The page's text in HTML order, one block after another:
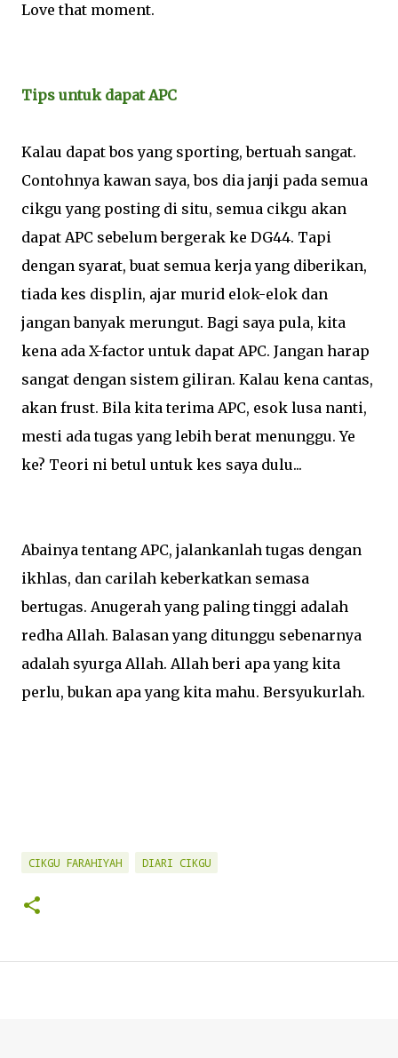
Love that moment.
Tips untuk dapat APC
Kalau dapat bos yang sporting, bertuah sangat.
Contohnya kawan saya, bos dia janji pada semua
cikgu yang posting di situ, semua cikgu akan
dapat APC sebelum bergerak ke DG44. Tapi
dengan syarat, buat semua kerja yang diberikan,
tiada kes displin, ajar murid elok-elok dan
jangan banyak merungut. Bagi saya pula, kita
kena ada X-factor untuk dapat APC. Jangan harap
sangat dengan sistem giliran. Kalau kena cantas,
akan frust. Bila kita terima APC, esok lusa nanti,
mesti ada tugas yang lebih berat menunggu. Ye
ke? Teori ni betul untuk kes saya dulu...
Abainya tentang APC, jalankanlah tugas dengan
ikhlas, dan carilah keberkatkan semasa
bertugas. Anugerah yang paling tinggi adalah
redha Allah. Balasan yang ditunggu sebenarnya
adalah syurga Allah. Allah beri apa yang kita
perlu, bukan apa yang kita mahu. Bersyukurlah.
CIKGU FARAHIYAH DIARI CIKGU